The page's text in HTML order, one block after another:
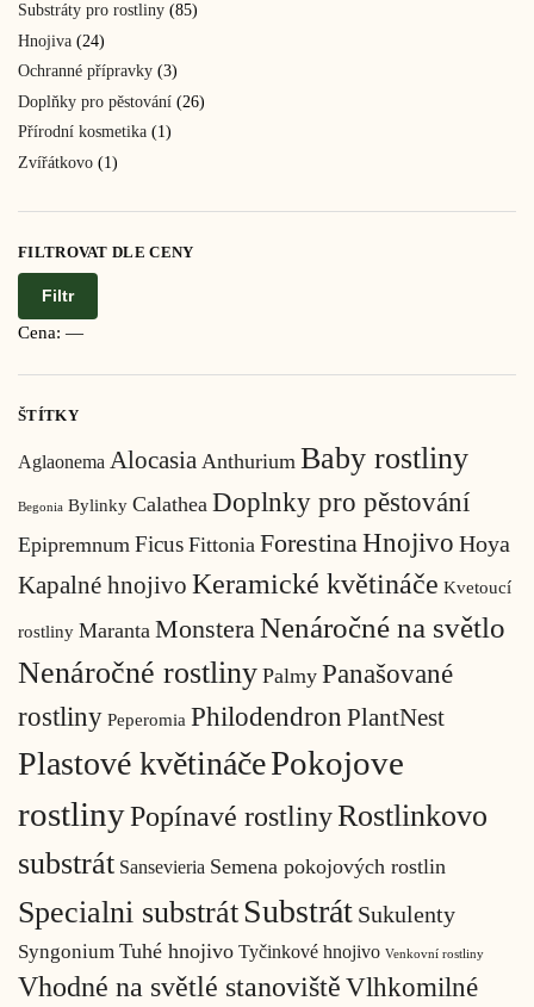
Substráty pro rostliny (85)
Hnojiva (24)
Ochranné přípravky (3)
Doplňky pro pěstování (26)
Přírodní kosmetika (1)
Zvířátkovo (1)
FILTROVAT DLE CENY
Filtr
Cena: —
ŠTÍTKY
Aglaonema Alocasia Anthurium Baby rostliny
Begonia Bylinky Calathea Doplnky pro pěstování
Epipremnum Ficus Fittonia ForestinaHnojivo Hoya
Kapalné hnojivo Keramické květináče Kvetoucí
rostliny Maranta MonsteraNenáročné na světlo
Nenáročné rostliny Palmy Panašované
rostliny Peperomia Philodendron PlantNest
Plastové květináčePokojove
rostlinyPopínavé rostlinyRostlinkovo
substrát Sansevieria Semena pokojových rostlin
Specialni substrát Substrát Sukulenty
Syngonium Tuhé hnojivo Tyčinkové hnojivo Venkovní rostliny
Vhodné na světlé stanoviště Vlhkomilné